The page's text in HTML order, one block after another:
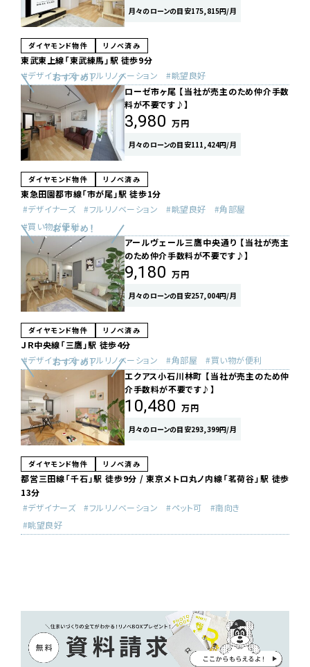
月々のローンの目安175,815円/月
ダイヤモンド物件 リノベ済み
東武東上線「東武練馬」駅 徒歩9分
デザイナーズ
フルリノベーション
眺望良好
ローゼ市ヶ尾 【当社が売主のため仲介手数
料が不要です♪】
3,980 万円
月々のローンの目安111,424円/月
ダイヤモンド物件 リノベ済み
東急田園都市線「市が尾」駅 徒歩1分
デザイナーズ
フルリノベーション 眺望良好
角部屋
買い物が便利
アールヴェール三鷹中央通り 【当社が売主
のため仲介手数料が不要です♪】
9,180 万円
月々のローンの目安257,004円/月
ダイヤモンド物件 リノベ済み
ＪＲ中央線「三鷹」駅 徒歩4分
デザイナーズ
フルリノベーション 角部屋
買い物が便利
エクアス小石川林町 【当社が売主のため仲
介手数料が不要です♪】
10,480 万円
月々のローンの目安293,399円/月
ダイヤモンド物件 リノベ済み
都営三田線「千石」駅 徒歩9分 / 東京メトロ丸ノ内線「茗荷谷」駅 徒歩
13分
デザイナーズ
フルリノベーション ペット可
南向き
眺望良好